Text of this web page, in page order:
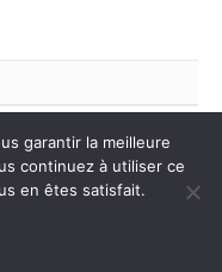
garantir la meilleure
continuez à utiliser ce
en êtes satisfait.